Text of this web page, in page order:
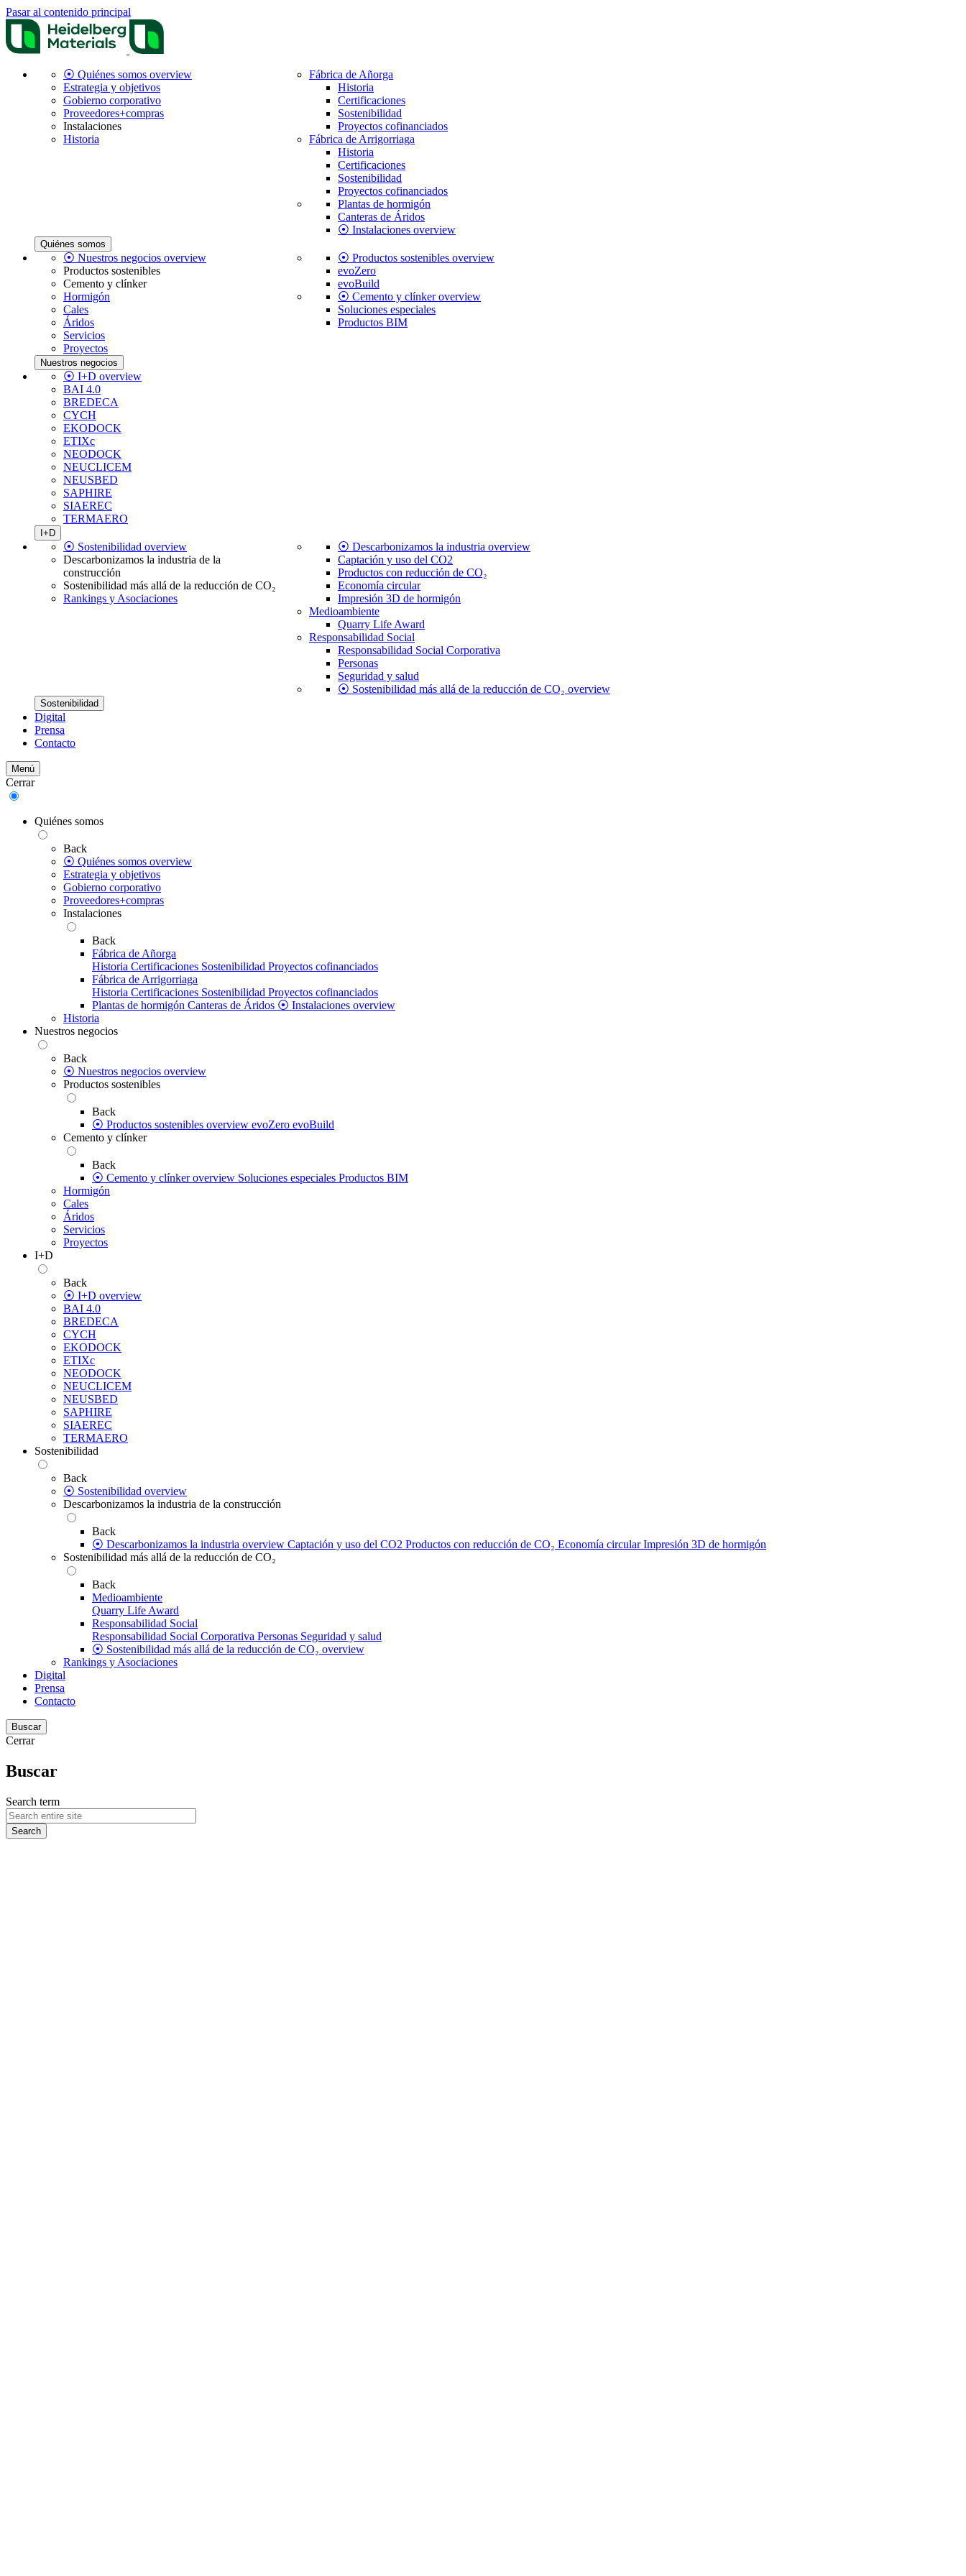
Pasar al contenido principal
⦿ Quiénes somos overview
Estrategia y objetivos
Gobierno corporativo
Proveedores+compras
Instalaciones
Historia
Fábrica de Añorga
Historia
Certificaciones
Sostenibilidad
Proyectos cofinanciados
Fábrica de Arrigorriaga
Historia
Certificaciones
Sostenibilidad
Proyectos cofinanciados
Plantas de hormigón
Canteras de Áridos
⦿ Instalaciones overview
Quiénes somos
⦿ Nuestros negocios overview
Productos sostenibles
Cemento y clínker
Hormigón
Cales
Áridos
Servicios
Proyectos
⦿ Productos sostenibles overview
evoZero
evoBuild
⦿ Cemento y clínker overview
Soluciones especiales
Productos BIM
Nuestros negocios
⦿ I+D overview
BAI 4.0
BREDECA
CYCH
EKODOCK
ETIXc
NEODOCK
NEUCLICEM
NEUSBED
SAPHIRE
SIAEREC
TERMAERO
I+D
⦿ Sostenibilidad overview
Descarbonizamos la industria de la
construcción
Sostenibilidad más allá de la reducción de CO₂
Rankings y Asociaciones
⦿ Descarbonizamos la industria overview
Captación y uso del CO2
Productos con reducción de CO₂
Economía circular
Impresión 3D de hormigón
Medioambiente
Quarry Life Award
Responsabilidad Social
Responsabilidad Social Corporativa
Personas
Seguridad y salud
⦿ Sostenibilidad más allá de la reducción de CO₂ overview
Sostenibilidad
Digital
Prensa
Contacto
Menú
Cerrar
Quiénes somos
Back
⦿ Quiénes somos overview
Estrategia y objetivos
Gobierno corporativo
Proveedores+compras
Instalaciones
Back
Fábrica de Añorga
Historia Certificaciones Sostenibilidad Proyectos cofinanciados
Fábrica de Arrigorriaga
Historia Certificaciones Sostenibilidad Proyectos cofinanciados
Plantas de hormigón Canteras de Áridos ⦿ Instalaciones overview
Historia
Nuestros negocios
Back
⦿ Nuestros negocios overview
Productos sostenibles
Back
⦿ Productos sostenibles overview evoZero evoBuild
Cemento y clínker
Back
⦿ Cemento y clínker overview Soluciones especiales Productos BIM
Hormigón
Cales
Áridos
Servicios
Proyectos
I+D
Back
⦿ I+D overview
BAI 4.0
BREDECA
CYCH
EKODOCK
ETIXc
NEODOCK
NEUCLICEM
NEUSBED
SAPHIRE
SIAEREC
TERMAERO
Sostenibilidad
Back
⦿ Sostenibilidad overview
Descarbonizamos la industria de la construcción
Back
⦿ Descarbonizamos la industria overview Captación y uso del CO2 Productos con reducción de CO₂ Economía circular Impresión 3D de hormigón
Sostenibilidad más allá de la reducción de CO₂
Back
Medioambiente
Quarry Life Award
Responsabilidad Social
Responsabilidad Social Corporativa Personas Seguridad y salud
⦿ Sostenibilidad más allá de la reducción de CO₂ overview
Rankings y Asociaciones
Digital
Prensa
Contacto
Buscar
Cerrar
Buscar
Search term